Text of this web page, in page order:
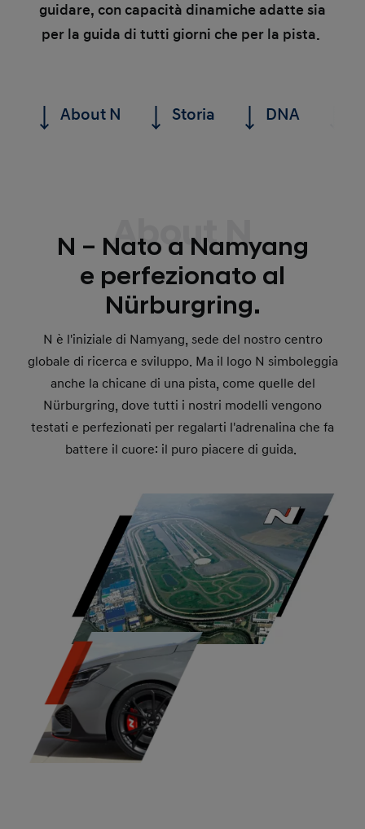
guidare, con capacità dinamiche adatte sia
per la guida di tutti giorni che per la pista.
About N Storia DNA
About N
N – Nato a Namyang
e perfezionato al
Nürburgring.
N è l'iniziale di Namyang, sede del nostro centro
globale di ricerca e sviluppo. Ma il logo N simboleggia
anche la chicane di una pista, come quelle del
Nürburgring, dove tutti i nostri modelli vengono
testati e perfezionati per regalarti l'adrenalina che fa
battere il cuore: il puro piacere di guida.